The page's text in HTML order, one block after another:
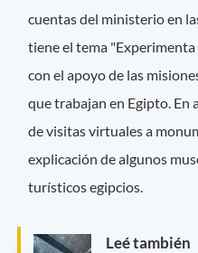
cuentas del ministerio en
tiene el tema
con el apoyo de las
que trabajan en Egipto. En
de visitas virtuales a
explicación de algunos
turísticos egipcios.
Leé también